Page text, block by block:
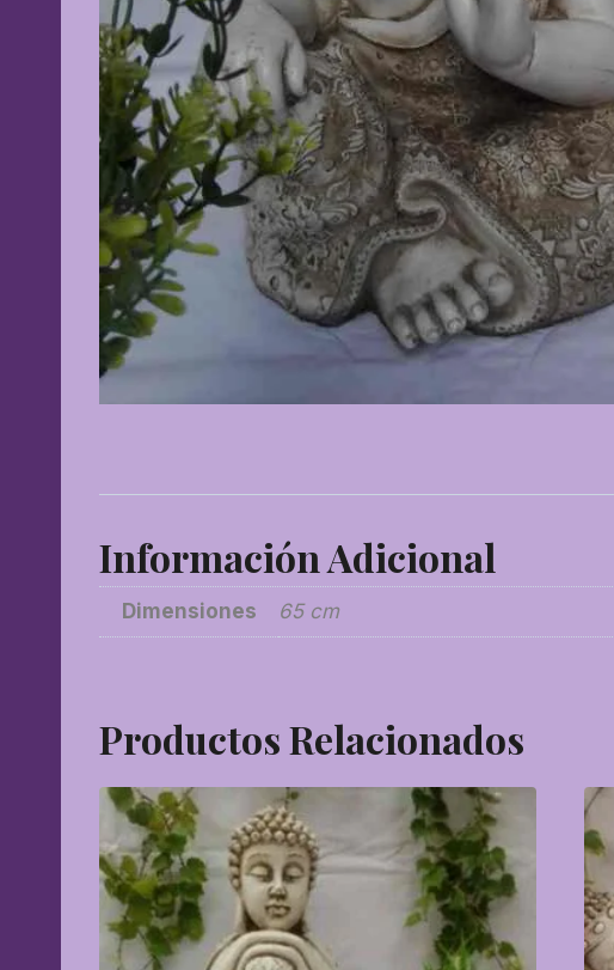
Información Adicional
Dimensiones 65 cm
Productos Relacionados